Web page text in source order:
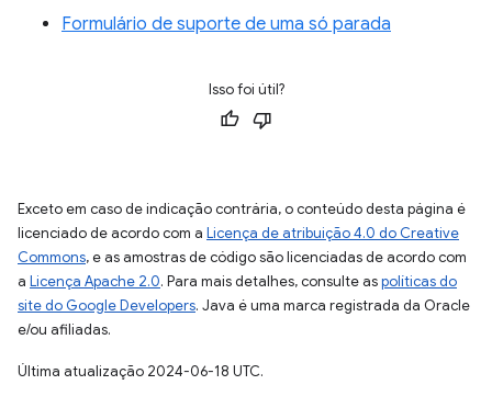
Formulário de suporte de uma só parada
Isso foi útil?
Exceto em caso de indicação contrária, o conteúdo desta página é
licenciado de acordo com a Licença de atribuição 4.0 do Creative
Commons, e as amostras de código são licenciadas de acordo com
a Licença Apache 2.0. Para mais detalhes, consulte aspolíticas do
site do Google Developers. Java é uma marca registrada da Oracle
e/ou afiliadas.
Última atualização 2024-06-18 UTC.